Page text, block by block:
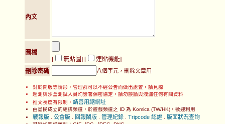
內文
圖檔
[
無貼圖] [ 連貼機能]
刪除密碼
八個字元，刪除文章用
對於鬧版等情形，管理群可以不經公告而做出處置，請見諒
超測與沙盒測試人員均簽署保密協定，請勿談論與洩漏任何有關資料
推文長度有限制， 請善用縮網址
由島民成立的組排頻道，於遊戲頻道之 ID 為 Komica (TW/HK)，歡迎利用
戰報版 公會版 回報鬧版 管理紀錄 Tripcode 認證 版面狀況查詢